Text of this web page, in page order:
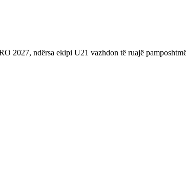
2027, ndërsa ekipi U21 vazhdon të ruajë